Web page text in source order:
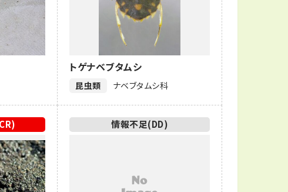
昆虫類
トゲナベブタムシ
ナベブタムシ科
情報不足(DD)